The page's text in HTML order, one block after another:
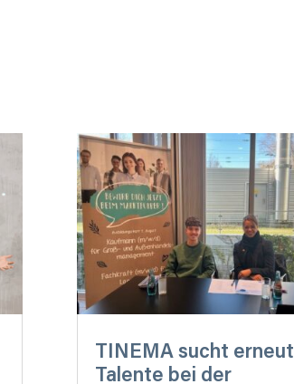
TINEMA sucht erneut
Talente bei der